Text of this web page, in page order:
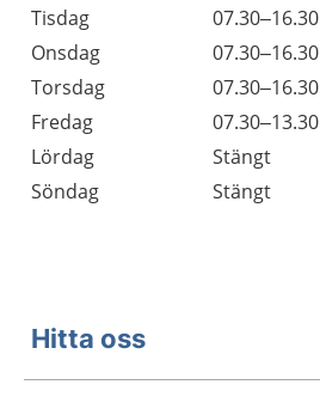
Tisdag
07.30–16.30
Onsdag
07.30–16.30
Torsdag
07.30–16.30
Fredag
07.30–13.30
Lördag
Stängt
Söndag
Stängt
Hitta oss